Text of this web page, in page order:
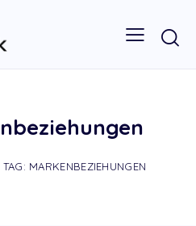
TAG: MARKENBEZIEHUNGEN